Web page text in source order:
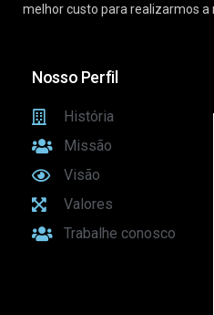
melhor custo para realizarmos a
Nosso Perfil
História
Missão
Visão
Valores
Trabalhe conosco